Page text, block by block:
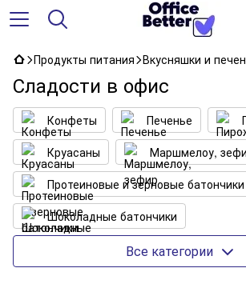
Продукты питания Вкусняшки и
Сладости в офис
Конфеты Печенье
Круасаны
Маршмелоу,
Протеиновые и зерновые батончики
Шоколадные батончики
Натуральные сладости
Все категории